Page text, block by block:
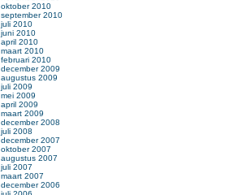
oktober 2010
september 2010
juli 2010
juni 2010
april 2010
maart 2010
februari 2010
december 2009
augustus 2009
juli 2009
mei 2009
april 2009
maart 2009
december 2008
juli 2008
december 2007
oktober 2007
augustus 2007
juli 2007
maart 2007
december 2006